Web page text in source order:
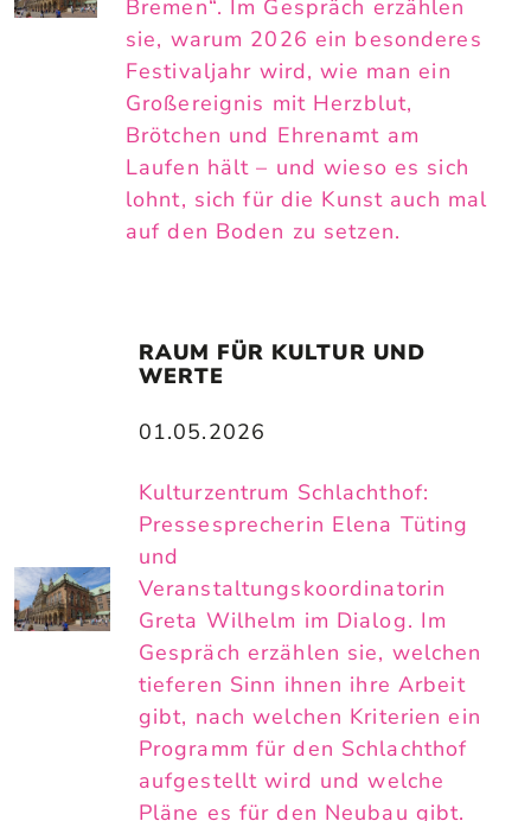
Bremen“. Im Gespräch erzählen
sie, warum 2026 ein besonderes
Festivaljahr wird, wie man ein
Großereignis mit Herzblut,
Brötchen und Ehrenamt am
Laufen hält – und wieso es sich
lohnt, sich für die Kunst auch mal
auf den Boden zu setzen.
RAUM FÜR KULTUR UND
WERTE
01.05.2026
Kulturzentrum Schlachthof:
Pressesprecherin Elena Tüting
und
Veranstaltungskoordinatorin
Greta Wilhelm im Dialog. Im
Gespräch erzählen sie, welchen
tieferen Sinn ihnen ihre Arbeit
gibt, nach welchen Kriterien ein
Programm für den Schlachthof
aufgestellt wird und welche
Pläne es für den Neubau gibt.